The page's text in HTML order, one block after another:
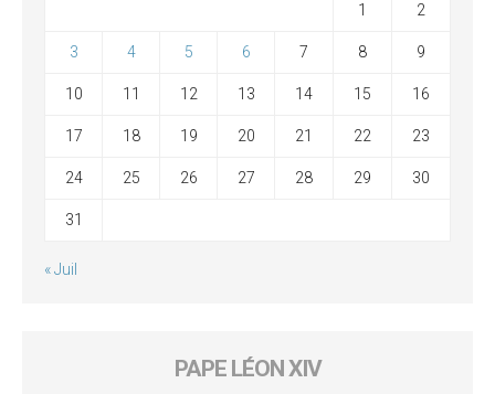
1 2
3 4 5 6 7 8 9
10 11 12 13 14 15 16
17 18 19 20 21 22 23
24 25 26 27 28 29 30
31
« Juil
PAPE LÉON XIV